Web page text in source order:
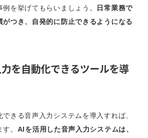
を挙げてもらいましょう。
日常業務で
がつき、自発的に防止できるようになる
を自動化できるツールを導
きる音声入力システムを導入すれば、
。 AIを活用した音声入力システムは、